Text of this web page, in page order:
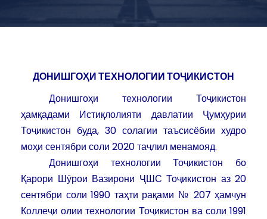
ДОНИШГОҲИ ТЕХНОЛОГИИ ТОҶИКИСТОН
Донишгоҳи технологии Тоҷикистон
ҳамқадами Истиқлолияти давлатии Ҷумҳурии
Тоҷикистон буда, 30 солагии таъсисёбии худро
моҳи сентябри соли 2020 таҷлил менамояд.
Донишгоҳи технологии Тоҷикистон бо
Қарори Шӯрои Вазирони ҶШС Тоҷикистон аз 20
сентябри соли 1990 таҳти рақами № 207 ҳамчун
Коллеҷи олии технологии Тоҷикистон ва соли 1991